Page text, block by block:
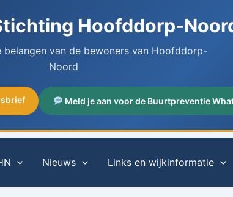
Hoofddorp-
belangen van de bewoners van Hoofddorp-
Noord
Meld je aan voor de Buurtpreventie
Nieuws Links en wijkinformatie